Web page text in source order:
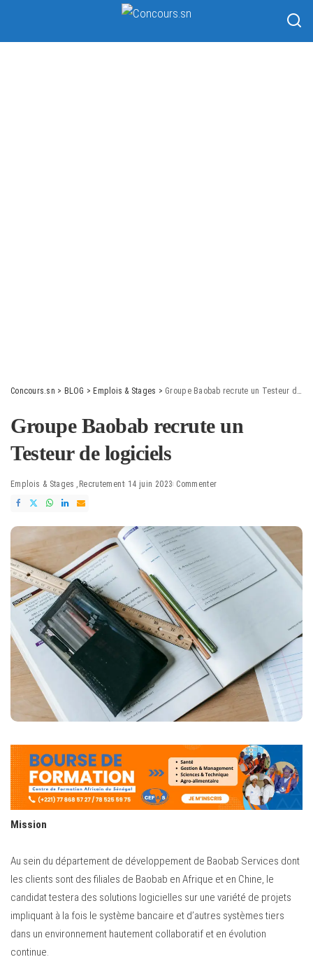
Concours.sn > BLOG > Emplois & Stages > Groupe Baobab recrute un Testeur de logiciels
Groupe Baobab recrute un
Testeur de logiciels
Emplois & Stages Recrutement 14 juin 2023 Commenter
Mission
Au sein du département de développement de Baobab Services dont
les clients sont des filiales de Baobab en Afrique et en Chine, le
candidat testera des solutions logicielles sur une variété de projets
impliquant à la fois le système bancaire et d’autres systèmes tiers
dans un environnement hautement collaboratif et en évolution
continue.